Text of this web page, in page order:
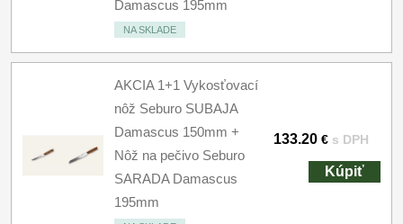
Damascus 195mm
NA SKLADE
AKCIA 1+1 Vykosťovací
nôž Seburo SUBAJA
Damascus 150mm +
Nôž na pečivo Seburo
SARADA Damascus
195mm
133.20 € s DPH
Kúpiť